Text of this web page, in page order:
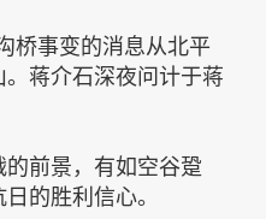
桥事变的消息从北平
蒋介石深夜问计于蒋
前景，有如空谷跫
的胜利信心。